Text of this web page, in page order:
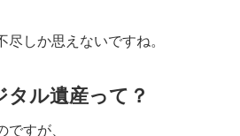
尽しか思えないですね。
ル遺産って？
ですが、